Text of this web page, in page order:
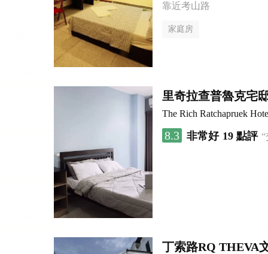
靠近考山路
家庭房
里奇拉查普魯克宅
The Rich Ratchapruek
8.3 非常好 19 點評
丁索路RQ THEVA